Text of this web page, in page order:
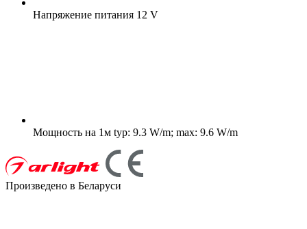
Напряжение питания 12 V
Мощность на 1м typ: 9.3 W/m; max: 9.6 W/m
Произведено в Беларуси